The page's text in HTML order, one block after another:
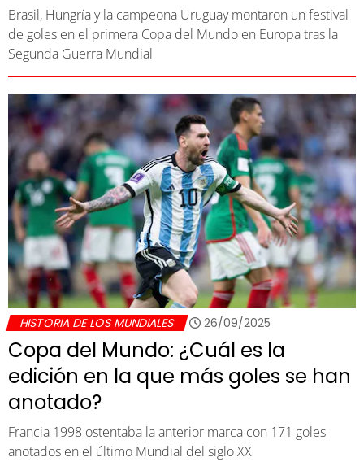
Brasil, Hungría y la campeona Uruguay montaron un festival
de goles en el primera Copa del Mundo en Europa tras la
Segunda Guerra Mundial
HISTORIA DE LOS MUNDIALES 26/09/2025
Copa del Mundo: ¿Cuál es la
edición en la que más goles se han
anotado?
Francia 1998 ostentaba la anterior marca con 171 goles
anotados en el último Mundial del siglo XX